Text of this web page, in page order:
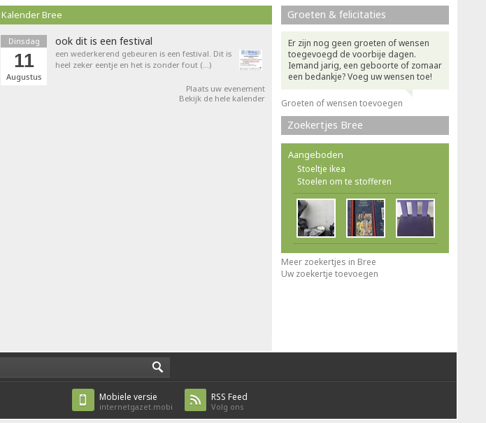
Kalender Bree
Dinsdag
11
Augustus
ook dit is een festival
een wederkerend gebeuren is een festival. Dit is
heel zeker eentje en het is zonder fout (…)
Plaats uw evenement
Bekijk de hele kalender
Groeten & felicitaties
Er zijn nog geen groeten of wensen
toegevoegd de voorbije dagen.
Iemand jarig, een geboorte of zomaar
een bedankje? Voeg uw wensen toe!
Groeten of wensen toevoegen
Zoekertjes Bree
Aangeboden
Stoeltje ikea
Stoelen om te stofferen
Meer zoekertjes in Bree
Uw zoekertje toevoegen
RSS Feed
Volg ons
Mobiele versie
internetgazet.mobi